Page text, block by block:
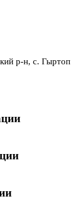
р-н, с. Гыртоп